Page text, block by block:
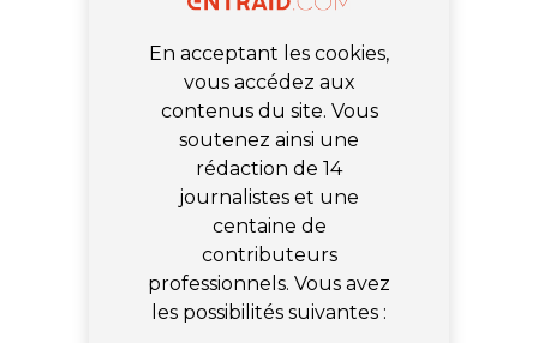
En acceptant les cookies,
vous accédez aux
contenus du site. Vous
soutenez ainsi une
rédaction de 14
journalistes et une
centaine de
contributeurs
professionnels. Vous avez
les possibilités suivantes :